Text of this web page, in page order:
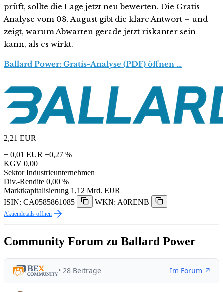
prüft, sollte die Lage jetzt neu bewerten. Die Gratis-
Analyse vom 08. August gibt die klare Antwort – und
zeigt, warum Abwarten gerade jetzt riskanter sein
kann, als es wirkt.
Ballard Power: Gratis-Analyse (PDF) öffnen …
2,21 EUR
+ 0,01 EUR +0,27 %
KGV 0,00
Sektor Industrieunternehmen
Div.-Rendite 0,00 %
Marktkapitalisierung 1,12 Mrd. EUR
ISIN: CA0585861085
WKN: A0RENB
Aktiendetails öffnen
Community Forum zu Ballard Power